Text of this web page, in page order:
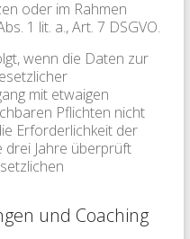
oder im Rahmen
1 lit. a., Art. 7 DSGVO.
wenn die Daten zur
mit etwaigen
Pflichten nicht
Erforderlichkeit der
Jahre überprüft
und Coaching